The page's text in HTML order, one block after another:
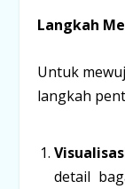
Langkah
Untuk
langkah
detail